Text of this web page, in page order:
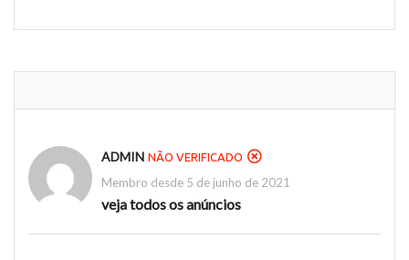
ADMIN NÃO VERIFICADO
Membro desde 5 de junho de 2021
veja todos os anúncios